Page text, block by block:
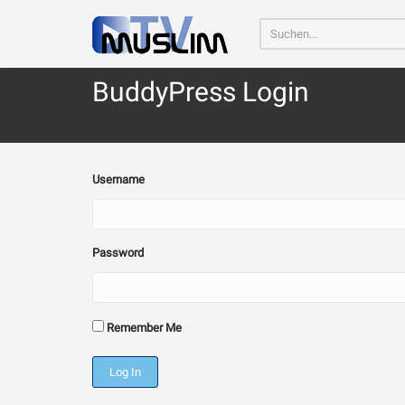
Home \BuddyPress Login
BuddyPress Login
Username
Password
Remember Me